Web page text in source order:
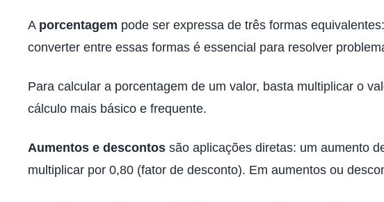
A porcentagem pode ser expressa de três formas
converter entre essas formas é essencial para resolver
Para calcular a porcentagem de um valor, basta multiplicar o
cálculo mais básico e frequente.
Aumentos e descontos são aplicações diretas: um aumento
multiplicar por 0,80 (fator de desconto). Em aumentos ou